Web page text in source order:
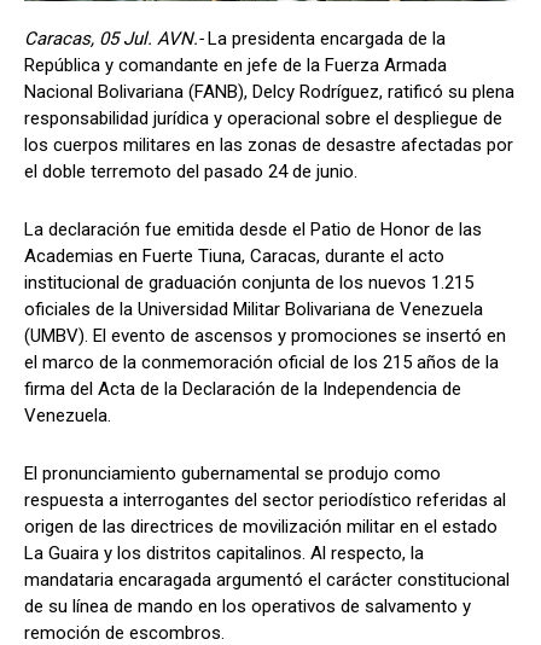
Caracas, 05 Jul. AVN.-La presidenta encargada de la
República y comandante en jefe de la Fuerza Armada
Nacional Bolivariana (FANB), Delcy Rodríguez, ratificó su plena
responsabilidad jurídica y operacional sobre el despliegue de
los cuerpos militares en las zonas de desastre afectadas por
el doble terremoto del pasado 24 de junio.
La declaración fue emitida desde el Patio de Honor de las
Academias en Fuerte Tiuna, Caracas, durante el acto
institucional de graduación conjunta de los nuevos 1.215
oficiales de la Universidad Militar Bolivariana de Venezuela
(UMBV). El evento de ascensos y promociones se insertó en
el marco de la conmemoración oficial de los 215 años de la
firma del Acta de la Declaración de la Independencia de
Venezuela.
El pronunciamiento gubernamental se produjo como
respuesta a interrogantes del sector periodístico referidas al
origen de las directrices de movilización militar en el estado
La Guaira y los distritos capitalinos. Al respecto, la
mandataria encaragada argumentó el carácter constitucional
de su línea de mando en los operativos de salvamento y
remoción de escombros.